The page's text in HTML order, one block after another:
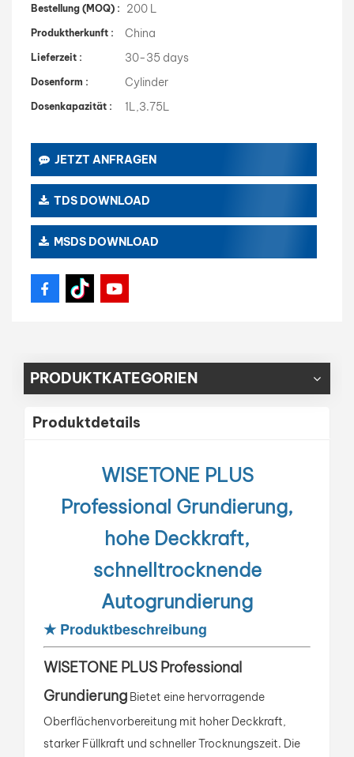
Bestellung (MOQ) : 200 L
Produktherkunft : China
Lieferzeit : 30-35 days
Dosenform : Cylinder
Dosenkapazität : 1L,3.75L
JETZT ANFRAGEN
TDS DOWNLOAD
MSDS DOWNLOAD
PRODUKTKATEGORIEN
Produktdetails
WISETONE PLUS
Professional Grundierung,
hohe Deckkraft,
schnelltrocknende
Autogrundierung
★ Produktbeschreibung
WISETONE PLUS Professional
Grundierung Bietet eine hervorragende
Oberflächenvorbereitung mit hoher Deckkraft,
starker Füllkraft und schneller Trocknungszeit. Die